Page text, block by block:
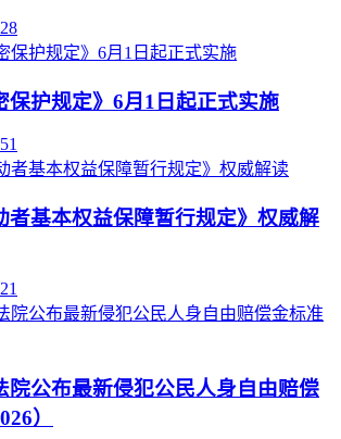
保护规定》6月1日起正式实施
者基本权益保障暂行规定》权威解
院公布最新侵犯公民人身自由赔偿
）